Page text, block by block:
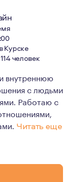
Курске
человек
внутреннюю
с людьми
Работаю с
Читать еще
силой
Это путь,